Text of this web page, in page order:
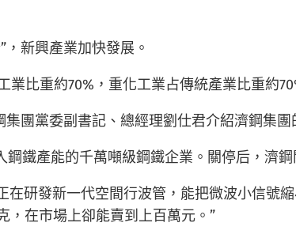
新興產業加快發展。
比重約70%，重化工業占傳統產業比重約
團黨委副書記、總經理劉仕君介紹濟鋼集團
鐵產能的千萬噸級鋼鐵企業。關停后，濟
研發新一代空間行波管，能把微波小信號
，在市場上卻能賣到上百萬元。”